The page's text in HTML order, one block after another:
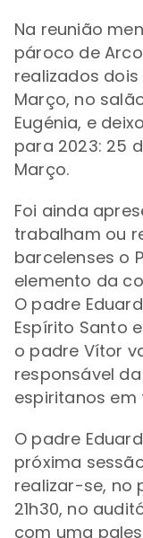
Na reunião
pároco de
realizados dois
Março, no
Eugénia, e
para 2023: 25
Março.
Foi ainda
trabalham ou
barcelenses o
elemento da
O padre
Espírito Santo
o padre Vítor
responsável
espiritanos em
O padre
próxima
realizar-se, no
21h30, no
com uma